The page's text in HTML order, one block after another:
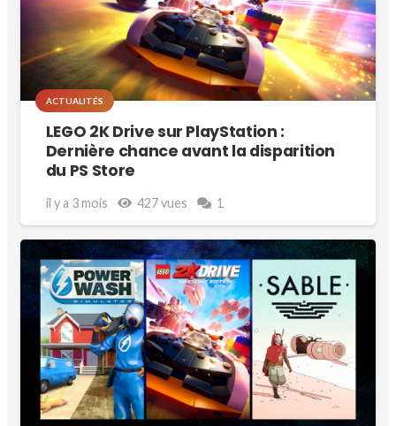
ACTUALITÉS
LEGO 2K Drive sur PlayStation :
Dernière chance avant la disparition
du PS Store
il y a 3 mois 427vues 1